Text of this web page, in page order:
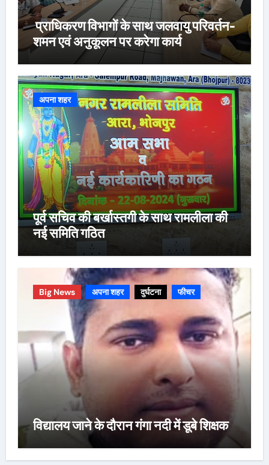
प्राधिकरण विभागों के साथ जलवायु परिवर्तन-
शमन एवं अनुकूलन पर करेगा कार्य
अपना शहर
पूर्व सचिव की बर्खास्तगी के साथ रामलीला की
नई समिति गठित
Big News अपना शहर दुर्घटना फीचर
विद्यालय जाने के दौरान गंगा नदी में डूबे शिक्षक